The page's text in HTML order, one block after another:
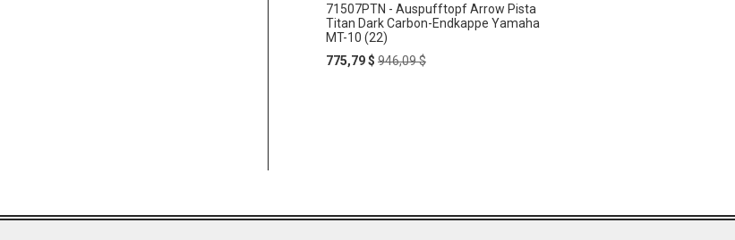
71507PTN - Auspufftopf Arrow Pista
Titan Dark Carbon-Endkappe Yamaha
MT-10 (22)
Special
775,79 $ Regular
946,09 $